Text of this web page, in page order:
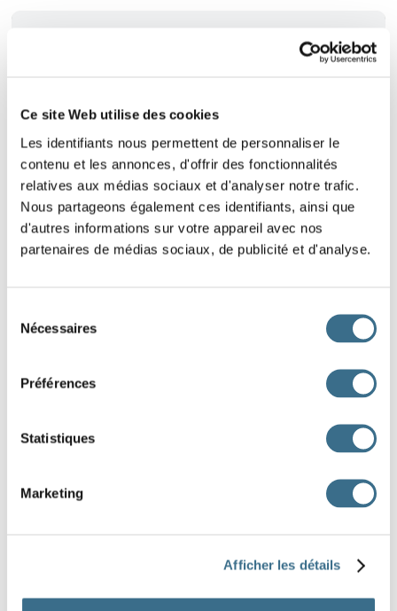
Ce site Web utilise des cookies
Les identifiants nous permettent de personnaliser le
contenu et les annonces, d'offrir des fonctionnalités
relatives aux médias sociaux et d'analyser notre trafic.
Nous partageons également ces identifiants, ainsi que
d'autres informations sur votre appareil avec nos
partenaires de médias sociaux, de publicité et d'analyse.
Nécessaires
Préférences
Statistiques
Marketing
Afficher les détails
2 PHRASES - SÉRIE 1
0